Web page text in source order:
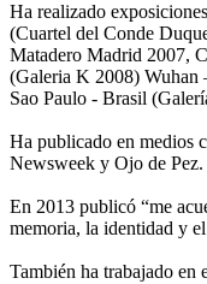
Ha realizado
(Cuartel del Conde
Matadero Madrid 2007,
(Galeria K 2008)
Sao Paulo - Brasil
Ha publicado en medios
Newsweek y Ojo de Pez.
En 2013 publicó “me
memoria, la identidad y
También ha trabajado en